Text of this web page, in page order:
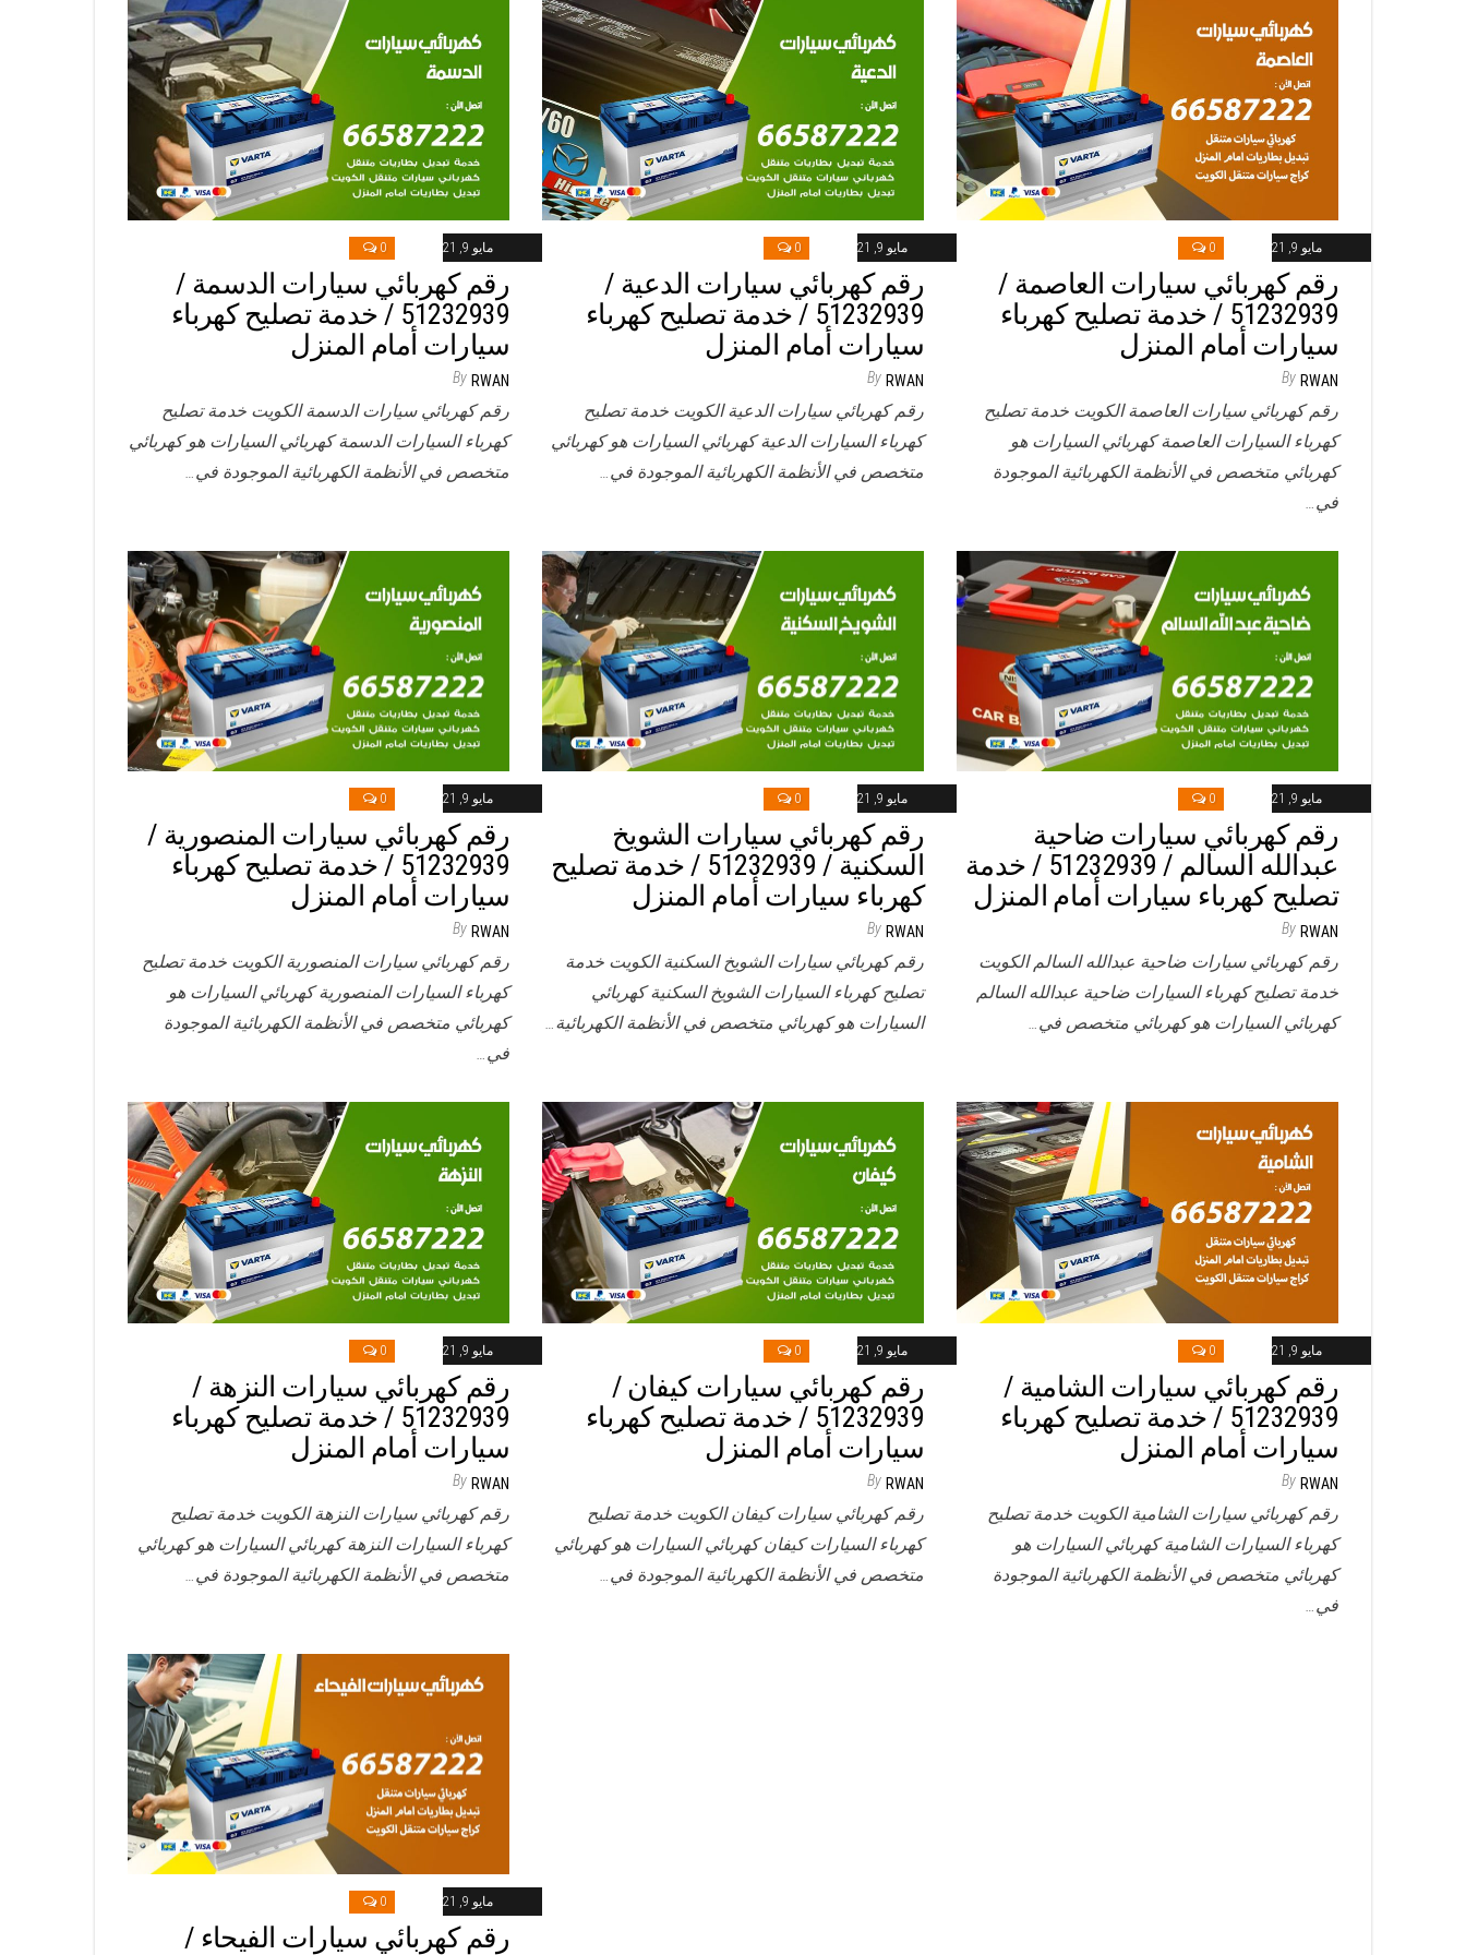
مايو 9, 2021 0
رقم كهربائي سيارات الدسمة /
51232939‬ / خدمة تصليح كهرباء
سيارات أمام المنزل
By RWAN
رقم كهربائي سيارات الدسمة الكويت خدمة تصليح
كهرباء السيارات الدسمة كهربائي السيارات هو كهربائي
متخصص في الأنظمة الكهربائية الموجودة في…
مايو 9, 2021 0
رقم كهربائي سيارات الدعية /
51232939‬ / خدمة تصليح كهرباء
سيارات أمام المنزل
By RWAN
رقم كهربائي سيارات الدعية الكويت خدمة تصليح
كهرباء السيارات الدعية كهربائي السيارات هو كهربائي
متخصص في الأنظمة الكهربائية الموجودة في…
مايو 9, 2021 0
رقم كهربائي سيارات العاصمة /
51232939‬ / خدمة تصليح كهرباء
سيارات أمام المنزل
By RWAN
رقم كهربائي سيارات العاصمة الكويت خدمة تصليح
كهرباء السيارات العاصمة كهربائي السيارات هو
كهربائي متخصص في الأنظمة الكهربائية الموجودة
في…
مايو 9, 2021 0
رقم كهربائي سيارات المنصورية /
51232939‬ / خدمة تصليح كهرباء
سيارات أمام المنزل
By RWAN
رقم كهربائي سيارات المنصورية الكويت خدمة تصليح
كهرباء السيارات المنصورية كهربائي السيارات هو
كهربائي متخصص في الأنظمة الكهربائية الموجودة
في…
مايو 9, 2021 0
رقم كهربائي سيارات الشويخ
السكنية / 51232939‬ / خدمة تصليح
كهرباء سيارات أمام المنزل
By RWAN
رقم كهربائي سيارات الشويخ السكنية الكويت خدمة
تصليح كهرباء السيارات الشويخ السكنية كهربائي
السيارات هو كهربائي متخصص في الأنظمة الكهربائية…
مايو 9, 2021 0
رقم كهربائي سيارات ضاحية
عبدالله السالم / 51232939‬ / خدمة
تصليح كهرباء سيارات أمام المنزل
By RWAN
رقم كهربائي سيارات ضاحية عبدالله السالم الكويت
خدمة تصليح كهرباء السيارات ضاحية عبدالله السالم
كهربائي السيارات هو كهربائي متخصص في…
مايو 9, 2021 0
رقم كهربائي سيارات النزهة /
51232939‬ / خدمة تصليح كهرباء
سيارات أمام المنزل
By RWAN
رقم كهربائي سيارات النزهة الكويت خدمة تصليح
كهرباء السيارات النزهة كهربائي السيارات هو كهربائي
متخصص في الأنظمة الكهربائية الموجودة في…
مايو 9, 2021 0
رقم كهربائي سيارات كيفان /
51232939‬ / خدمة تصليح كهرباء
سيارات أمام المنزل
By RWAN
رقم كهربائي سيارات كيفان الكويت خدمة تصليح
كهرباء السيارات كيفان كهربائي السيارات هو كهربائي
متخصص في الأنظمة الكهربائية الموجودة في…
مايو 9, 2021 0
رقم كهربائي سيارات الشامية /
51232939‬ / خدمة تصليح كهرباء
سيارات أمام المنزل
By RWAN
رقم كهربائي سيارات الشامية الكويت خدمة تصليح
كهرباء السيارات الشامية كهربائي السيارات هو
كهربائي متخصص في الأنظمة الكهربائية الموجودة
في…
مايو 9, 2021 0
رقم كهربائي سيارات الفيحاء /